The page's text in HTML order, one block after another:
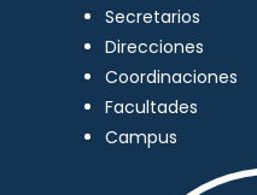
Secretarios
Direcciones
Coordinaciones
Facultades
Campus